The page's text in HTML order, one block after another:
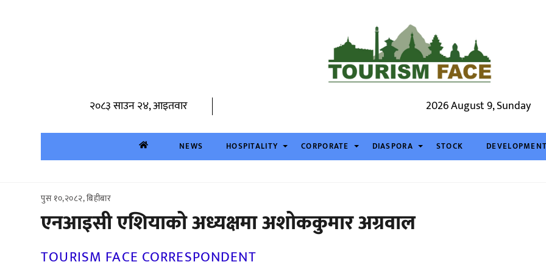
२०८३ साउन २४, आइतवार 2026 August 9, Sunday
NEWS HOSPITALITY CORPORATE DIASPORA STOCK DEVELOPMENT
पुस १०,२०८२, बिहीबार
एनआइसी एशियाको अध्यक्षमा अशोककुमार अग्रवाल
TOURISM FACE CORRESPONDENT